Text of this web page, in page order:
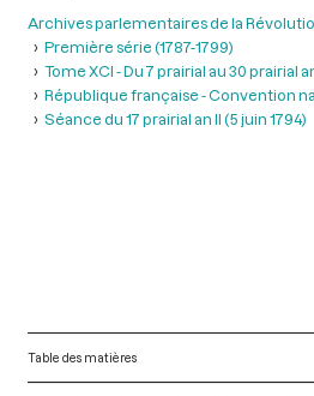
Archives parlementaires de la
Première série (1787-1799)
Tome XCI - Du 7 prairial au 30 prairial
République française - Convention
Séance du 17 prairial an II (5 juin 1794)
Table des matières